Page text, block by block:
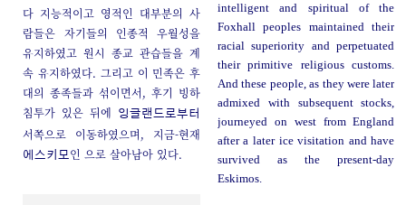
다 지능적이고 영적인 대부분의 사
람들은 자기들의 인종적 우월성을
유지하였고 원시 종교 관습들을 계
속 유지하였다. 그리고 이 민족은 후
대의 종족들과 섞이면서, 후기 빙하
침투가 있은 뒤에
잉글랜드로부터
서쪽으로 이동하였으며, 지금-현재
에스키모 인 으로 살아남아 있다.
intelligent and spiritual of the
Foxhall peoples maintained their
racial superiority and perpetuated
their primitive religious customs.
And these people, as they were later
admixed with subsequent stocks,
journeyed on west from England
after a later ice visitation and have
survived as the present-day
Eskimos.